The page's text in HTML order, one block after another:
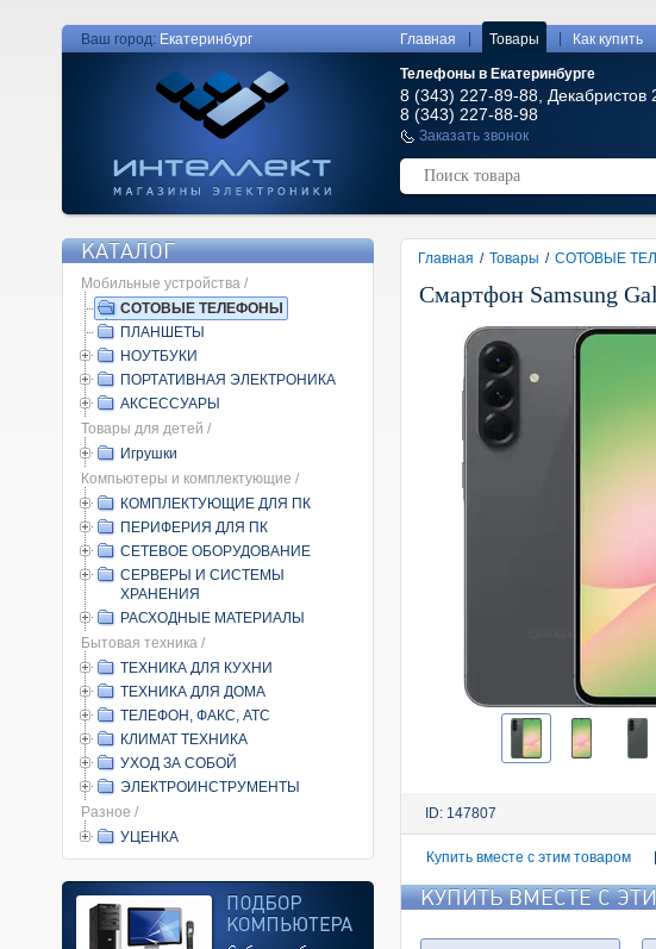
Ваш город: Екатеринбург Главная Товары Как купить
Телефоны в Екатеринбурге
8 (343) 227-89-88, Декабристов
8 (343) 227-88-98
Заказать звонок
КАТАЛОГ
Мобильные устройства /
СОТОВЫЕ ТЕЛЕФОНЫ
ПЛАНШЕТЫ
НОУТБУКИ
ПОРТАТИВНАЯ ЭЛЕКТРОНИКА
АКСЕССУАРЫ
Товары для детей /
Игрушки
Компьютеры и комплектующие /
КОМПЛЕКТУЮЩИЕ ДЛЯ ПК
ПЕРИФЕРИЯ ДЛЯ ПК
СЕТЕВОЕ ОБОРУДОВАНИЕ
СЕРВЕРЫ И СИСТЕМЫ
ХРАНЕНИЯ
РАСХОДНЫЕ МАТЕРИАЛЫ
Бытовая техника /
ТЕХНИКА ДЛЯ КУХНИ
ТЕХНИКА ДЛЯ ДОМА
ТЕЛЕФОН, ФАКС, АТС
КЛИМАТ ТЕХНИКА
УХОД ЗА СОБОЙ
ЭЛЕКТРОИНСТРУМЕНТЫ
Разное /
УЦЕНКА
Главная / Товары / СОТОВЫЕ
Смартфон Samsung
ID: 147807
Купить вместе с этим товаром
КУПИТЬ ВМЕСТЕ С